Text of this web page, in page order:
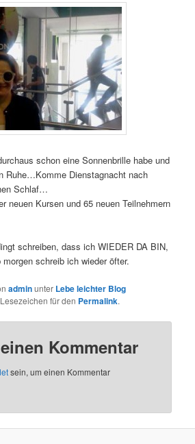
schon eine Sonnenbrille habe und
Ruhe…Komme Dienstagnacht nach
Schlaf…
neuen Kursen und 65 neuen Teilnehmern
schreiben, dass ich WIEDER DA BIN,
schreib ich wieder öfter.
adminunter Lebe leichter Blog
für den Permalink.
Kommentar
sein, um einen Kommentar